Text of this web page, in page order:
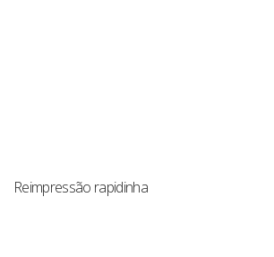
Reimpressão rapidinha